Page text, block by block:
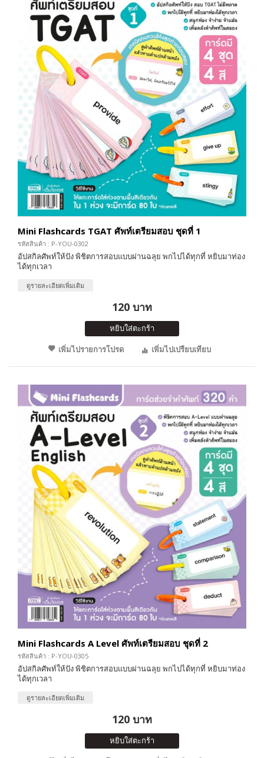
Mini Flashcards TGAT ศัพท์เตรียมสอบ ชุดที่ 1
รหัสสินค้า : P-YOU-0302
อัปสกิลศัพท์ให้ปัง พิชิตการสอบแบบผ่านฉลุย พกไปได้ทุกที่ หยิบมาท่อง
ได้ทุกเวลา
ดูรายละเอียดเพิ่มเติม
120 บาท
หยิบใส่ตะกร้า
เพิ่มไปรายการโปรด
เพิ่มไปเปรียบเทียบ
Mini Flashcards A Level ศัพท์เตรียมสอบ ชุดที่ 2
รหัสสินค้า : P-YOU-0305
อัปสกิลศัพท์ให้ปัง พิชิตการสอบแบบผ่านฉลุย พกไปได้ทุกที่ หยิบมาท่อง
ได้ทุกเวลา
ดูรายละเอียดเพิ่มเติม
120 บาท
หยิบใส่ตะกร้า